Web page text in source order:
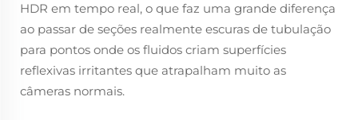
HDR em tempo real, o que faz uma grande diferença
ao passar de seções realmente escuras de tubulação
para pontos onde os fluidos criam superfícies
reflexivas irritantes que atrapalham muito as
câmeras normais.